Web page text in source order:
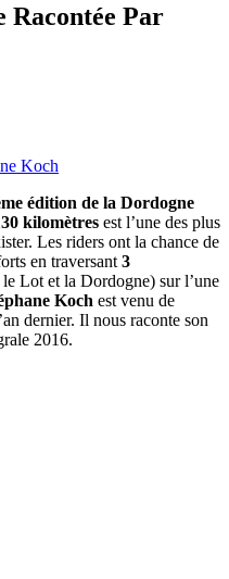
Racontée Par
Koch
édition de la Dordogne
kilomètres est l’une des plus
Les riders ont la chance de
en traversant 3
Lot et la Dordogne) sur l’une
Koch est venu de
dernier. Il nous raconte son
2016.